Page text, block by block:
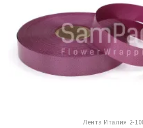
Лента Италия 2-